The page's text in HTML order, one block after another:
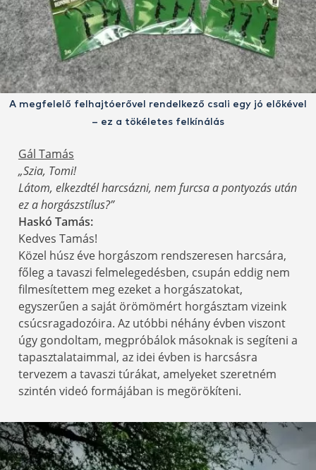
A megfelelő felhajtóerővel rendelkező csali egy jó előkével
– ez a tökéletes felkínálás
Gál Tamás
„Szia, Tomi!
Látom, elkezdtél harcsázni, nem furcsa a pontyozás után
ez a horgászstílus?”
Haskó Tamás:
Kedves Tamás!
Közel húsz éve horgászom rendszeresen harcsára,
főleg a tavaszi felmelegedésben, csupán eddig nem
filmesítettem meg ezeket a horgászatokat,
egyszerűen a saját örömömért horgásztam vizeink
csúcsragadozóira. Az utóbbi néhány évben viszont
úgy gondoltam, megpróbálok másoknak is segíteni a
tapasztalataimmal, az idei évben is harcsásra
tervezem a tavaszi túrákat, amelyeket szeretném
szintén videó formájában is megörökíteni.